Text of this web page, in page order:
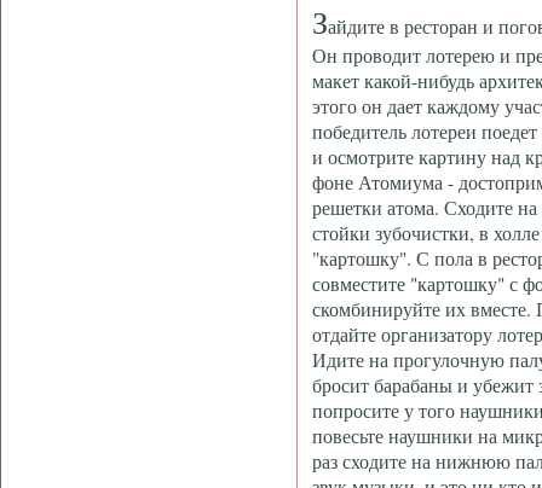
Зайдите в ресторан и
Он проводит лотерею и
макет какой-нибудь
этого он дает каждому
победитель лотереи
и осмотрите картину над
фоне Атомиума -
решетки атома. Сходите
стойки зубочистки, в
"картошку". С пола в
совместите "картошку" с
скомбинируйте их
отдайте организатору
Идите на прогулочную
бросит барабаны и убежит
попросите у того
повесьте наушники на
раз сходите на нижнюю